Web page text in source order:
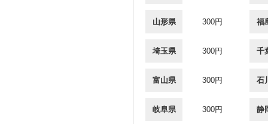
山形県 300円 福
埼玉県 300円 千
富山県 300円 石
岐阜県 300円 静